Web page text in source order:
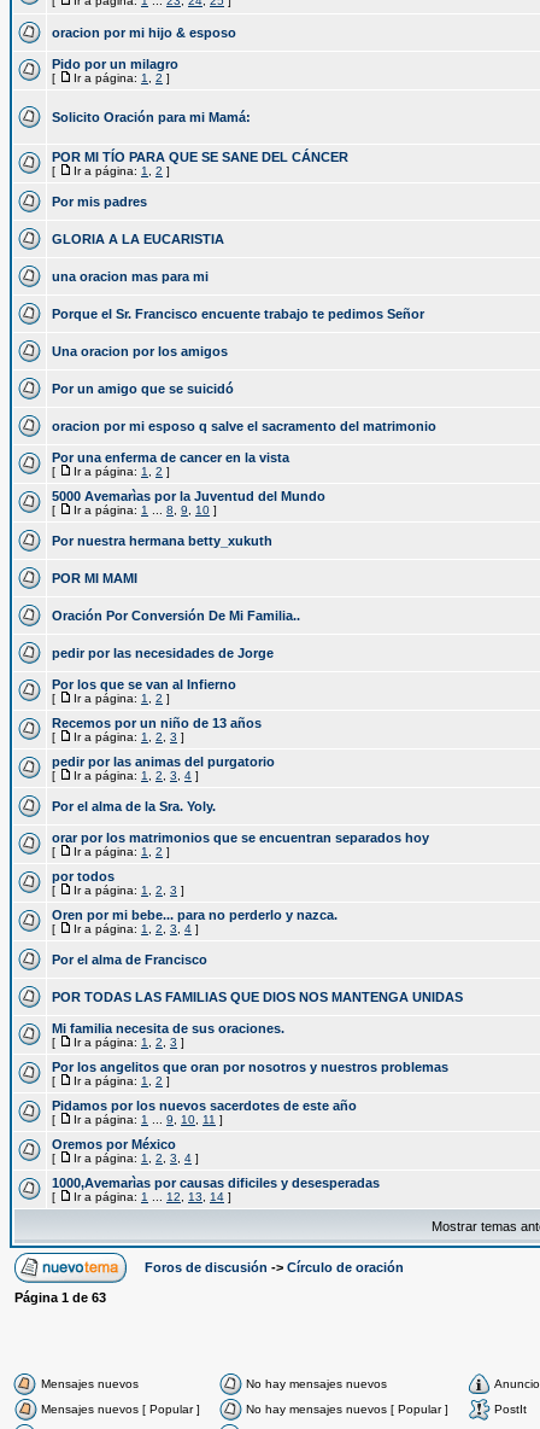
oracion por mi hijo & esposo
Pido por un milagro
[ Ir a página: 1 2 ]
Solicito Oración para mi Mamá:
POR MI TÍO PARA QUE SE SANE DEL CÁNCER
[ Ir a página: 1 2 ]
Por mis padres
GLORIA A LA EUCARISTIA
una oracion mas para mi
Porque el Sr. Francisco encuente trabajo te pedimos Señor
Una oracion por los amigos
Por un amigo que se suicidó
oracion por mi esposo q salve el sacramento del matrimonio
Por una enferma de cancer en la vista
[ Ir a página: 1 2 ]
5000 Avemarìas por la Juventud del Mundo
[ Ir a página: 1 8 9 10 ]
Por nuestra hermana betty_xukuth
POR MI MAMI
Oración Por Conversión De Mi Familia..
pedir por las necesidades de Jorge
Por los que se van al Infierno
[ Ir a página: 1 2 ]
Recemos por un niño de 13 años
[ Ir a página: 1 2 3 ]
pedir por las animas del purgatorio
[ Ir a página: 1 2 3 4 ]
Por el alma de la Sra. Yoly.
orar por los matrimonios que se encuentran separados hoy
[ Ir a página: 1 2 ]
por todos
[ Ir a página: 1 2 3 ]
Oren por mi bebe... para no perderlo y nazca.
[ Ir a página: 1 2 3 4 ]
Por el alma de Francisco
POR TODAS LAS FAMILIAS QUE DIOS NOS MANTENGA UNIDAS
Mi familia necesita de sus oraciones.
[ Ir a página: 1 2 3 ]
Por los angelitos que oran por nosotros y nuestros problemas
[ Ir a página: 1 2 ]
Pidamos por los nuevos sacerdotes de este año
[ Ir a página: 1 9 10 11 ]
Oremos por México
[ Ir a página: 1 2 3 4 ]
1000,Avemarìas por causas dificiles y desesperadas
[ Ir a página: 1 12 13 14 ]
Mostrar temas
Foros de discusión -> Círculo de oración
Página 1 de 63
Mensajes nuevos No hay mensajes nuevos
Anuncio
Mensajes nuevos [ Popular ]
No hay mensajes nuevos [ Popular ]
PostIt